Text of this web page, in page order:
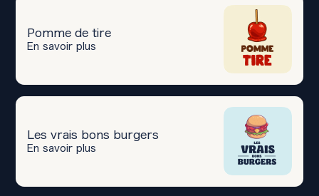
Pomme de tire
En savoir plus
Les vrais bons burgers
En savoir plus